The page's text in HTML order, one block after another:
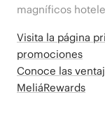
magníficos
Visita la página
promociones
Conoce las
MeliáRewards